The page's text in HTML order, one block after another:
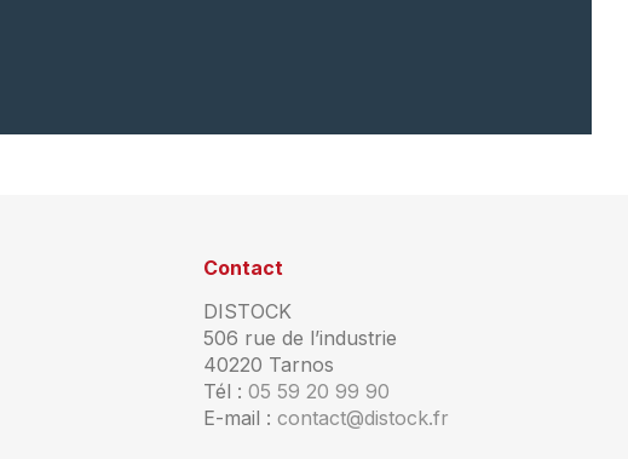
Contact
DISTOCK
506 rue de l’industrie
40220 Tarnos
Tél : 05 59 20 99 90
E-mail : contact@distock.fr